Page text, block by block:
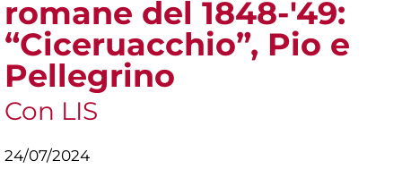
romane del 1848-′49:
“Ciceruacchio”, Pio e
Pellegrino
Con LIS
24/07/2024